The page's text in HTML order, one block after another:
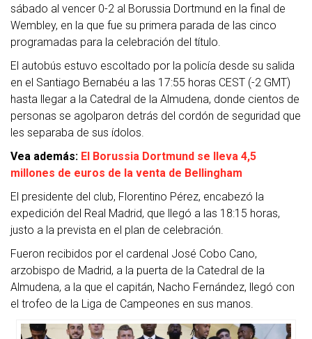
sábado al vencer 0-2 al Borussia Dortmund en la final de
Wembley, en la que fue su primera parada de las cinco
programadas para la celebración del título.
El autobús estuvo escoltado por la policía desde su salida
en el Santiago Bernabéu a las 17:55 horas CEST (-2 GMT)
hasta llegar a la Catedral de la Almudena, donde cientos de
personas se agolparon detrás del cordón de seguridad que
les separaba de sus ídolos.
Vea además: El Borussia Dortmund se lleva 4,5
millones de euros de la venta de Bellingham
El presidente del club, Florentino Pérez, encabezó la
expedición del Real Madrid, que llegó a las 18:15 horas,
justo a la prevista en el plan de celebración.
Fueron recibidos por el cardenal José Cobo Cano,
arzobispo de Madrid, a la puerta de la Catedral de la
Almudena, a la que el capitán, Nacho Fernández, llegó con
el trofeo de la Liga de Campeones en sus manos.